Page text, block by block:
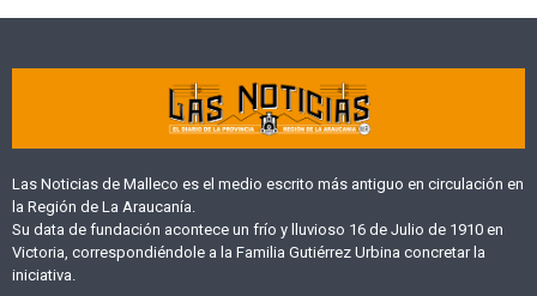
Las Noticias de Malleco es el medio escrito más antiguo en circulación en
la Región de La Araucanía.
Su data de fundación acontece un frío y lluvioso 16 de Julio de 1910 en
Victoria, correspondiéndole a la Familia Gutiérrez Urbina concretar la
iniciativa.